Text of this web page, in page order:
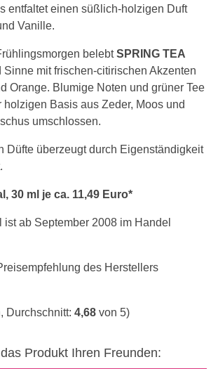
entfaltet einen süßlich-holzigen Duft
Vanille.
belebtSPRING TEA
Sinne mit frischen-citirischen Akzenten
Orange. Blumige Noten und grüner Tee
Basis aus Zeder, Moos und
umschlossen.
Düfte überzeugt durch Eigenständigkeit
30 ml je ca. 11,49 Euro*
ab September 2008 im Handel
des Herstellers
Durchschnitt: 4,68 von 5)
Produkt Ihren Freunden: